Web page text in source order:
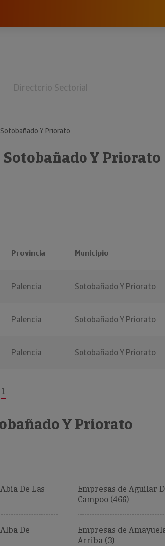
Directorio Sectorial
Sotobañado Y Priorato
Y Priorato
Provincia Municipio
Palencia Sotobañado Y Priorato
Palencia Sotobañado Y Priorato
Palencia Sotobañado Y Priorato
1
Y Priorato
De Las
Empresas de Aguilar
Campoo (466)
De
Empresas de
Arriba (3)